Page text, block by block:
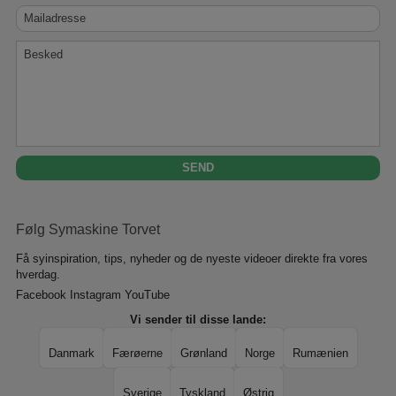
Mailadresse
Besked
Følg Symaskine Torvet
Få syinspiration, tips, nyheder og de nyeste videoer direkte fra vores
hverdag.
Facebook
Instagram YouTube
Vi sender til disse lande:
Danmark Færøerne Grønland Norge Rumænien